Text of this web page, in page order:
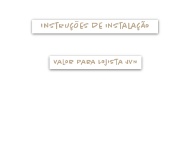
Instruções de instalação
Valor para Lojista JVN